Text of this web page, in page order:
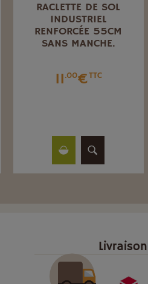
RACLETTE DE SOL
INDUSTRIEL
RENFORCÉE 55CM
SANS MANCHE.
11.00€TTC
Livraison